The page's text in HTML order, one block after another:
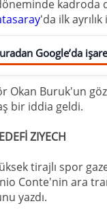
kadroda
'da ilk
Google’da
Okan Buruk'un
bir iddia geldi.
ZIYECH
tirajlı spor
Conte'nin ara
yazdı.